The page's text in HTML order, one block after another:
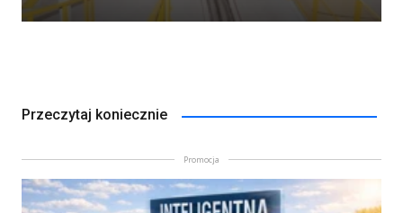
Przeczytaj koniecznie
Promocja